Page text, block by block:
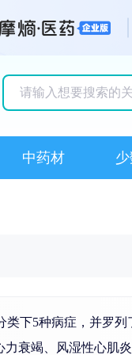
中药材
下5种病症，并罗
力衰竭 、风湿性心肌炎